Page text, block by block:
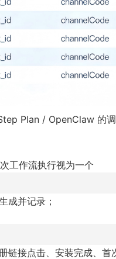
Plan / OpenClaw 的
工作流执行视为一个
成并记录；
链接点击、安装完成、